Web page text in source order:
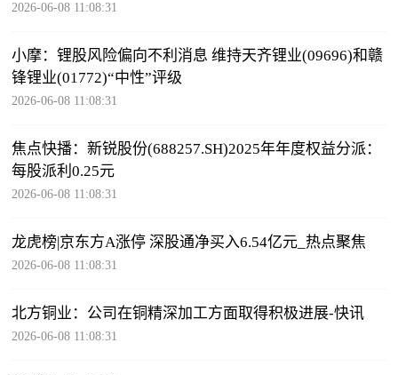
2026-06-08 11:08:31
小摩：锂股风险偏向不利消息 维持天齐锂业(09696)和赣
锋锂业(01772)“中性”评级
2026-06-08 11:08:31
焦点快播：新锐股份(688257.SH)2025年年度权益分派：
每股派利0.25元
2026-06-08 11:08:31
龙虎榜|京东方A涨停 深股通净买入6.54亿元_热点聚焦
2026-06-08 11:08:31
北方铜业：公司在铜精深加工方面取得积极进展-快讯
2026-06-08 11:08:31